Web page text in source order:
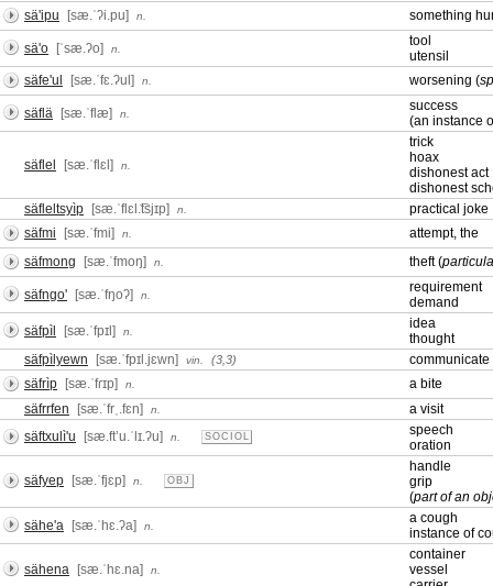
sä'ipu
[sæ.ˈʔi.pu] n. something
sä'o [ˈsæ.ʔo] n.
tool
utensil
säfe'ul
[sæ.ˈfɛ.ʔul] n. worsening (
säflä [sæ.ˈflæ] n.
success
(an instance
säflel [sæ.ˈflɛl] n.
trick
hoax
dishonest act
dishonest
säfleltsyìp
[sæ.ˈflɛl.͡tsjɪp] n.
practical joke
säfmi
[sæ.ˈfmi] n.
attempt, the
säfmong
[sæ.ˈfmoŋ] n. theft (
säfngo' [sæ.ˈfŋoʔ] n.
requirement
demand
säfpìl
[sæ.ˈfpɪl] n.
idea
thought
säfpìlyewn
[sæ.ˈfpɪl.jɛwn] vin. (3,3)
communicate
säfrìp
[sæ.ˈfɾɪp] n.
a bite
säfrrfen
[sæ.ˈfrˌ.fɛn] n.
a visit
säftxulì'u
[sæ.ftʼu.ˈlɪ.ʔu] n. SOCIOL
speech
oration
säfyep [sæ.ˈfjɛp] n. OBJ
handle
grip
(part of an
sähe'a
[sæ.ˈhɛ.ʔa] n.
a cough
instance of
sähena [sæ.ˈhɛ.na] n.
container
vessel